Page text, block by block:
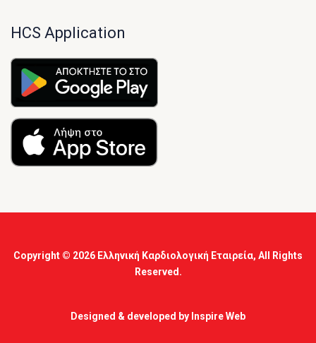
HCS Application
Copyright © 2026 Ελληνική Καρδιολογική Εταιρεία, All Rights
Reserved.
Designed & developed by Inspire Web